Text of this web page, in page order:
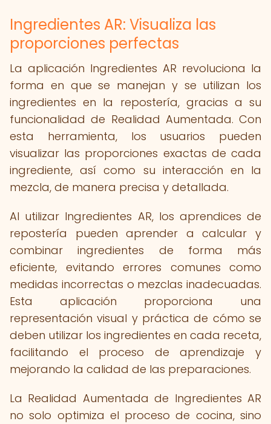
Ingredientes AR: Visualiza las
proporciones perfectas
La aplicación Ingredientes AR revoluciona la
forma en que se manejan y se utilizan los
ingredientes en la repostería, gracias a su
funcionalidad de Realidad Aumentada. Con
esta herramienta, los usuarios pueden
visualizar las proporciones exactas de cada
ingrediente, así como su interacción en la
mezcla, de manera precisa y detallada.
Al utilizar Ingredientes AR, los aprendices de
repostería pueden aprender a calcular y
combinar ingredientes de forma más
eficiente, evitando errores comunes como
medidas incorrectas o mezclas inadecuadas.
Esta aplicación proporciona una
representación visual y práctica de cómo se
deben utilizar los ingredientes en cada receta,
facilitando el proceso de aprendizaje y
mejorando la calidad de las preparaciones.
La Realidad Aumentada de Ingredientes AR
no solo optimiza el proceso de cocina, sino